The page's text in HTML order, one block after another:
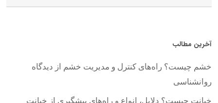
آخرین مطالب
خشم چیست؟ راه‌های کنترل و مدیریت خشم از دیدگاه
روانشناسی
خیانت چیست؟ دلایل، انواع و راه‌های پیشگیری از خیانت